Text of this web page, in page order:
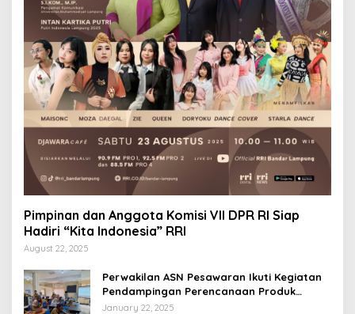
Pimpinan dan Anggota Komisi VII DPR RI Siap
Hadiri “Kita Indonesia” RRI
August 22, 2025
Perwakilan ASN Pesawaran Ikuti Kegiatan
Pendampingan Perencanaan Produk
Hukum
January 22, 2025